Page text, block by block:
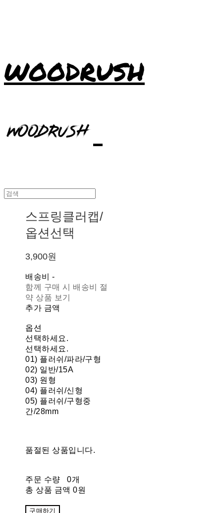
WOODRUSH
스프링클러캡/
옵션선택
3,900원
배송비-
함께 구매 시 배송비 절
약 상품 보기
추가 금액
옵션
선택하세요.
선택하세요.
01) 플러쉬/파라/구형
02) 일반/15A
03) 원형
04) 플러쉬/신형
05) 플러쉬/구형중
간/28mm
품절된 상품입니다.
주문 수량
0개
총 상품 금액 0원
구매하기